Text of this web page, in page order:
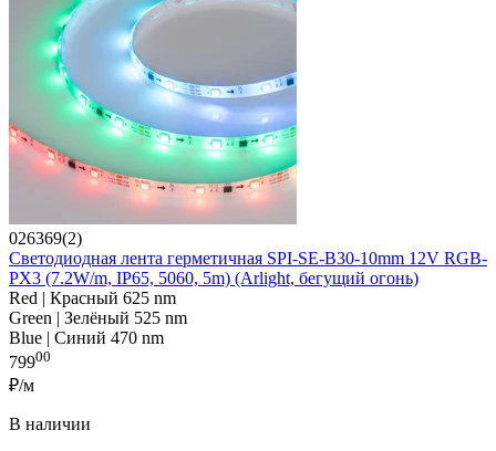
026369(2)
Светодиодная лента герметичная SPI-SE-B30-10mm 12V RGB-
PX3 (7.2W/m, IP65, 5060, 5m) (Arlight, бегущий огонь)
Red | Красный 625 nm
Green | Зелёный 525 nm
Blue | Синий 470 nm
79900
₽/м
В наличии